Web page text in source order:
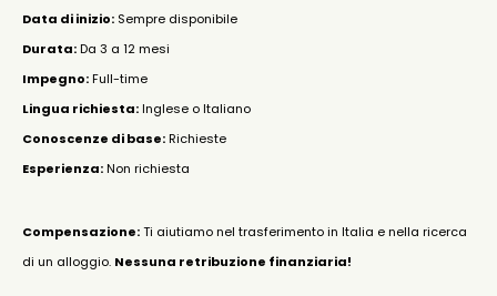
Data di inizio: Sempre disponibile
Durata:Da 3 a 12 mesi
Impegno:Full-time
Lingua richiesta:Inglese o Italiano
Conoscenze di base:Richieste
Esperienza:Non richiesta
Compensazione:Ti aiutiamo nel trasferimento in Italia e nella ricerca
di un alloggio. Nessuna retribuzione finanziaria!